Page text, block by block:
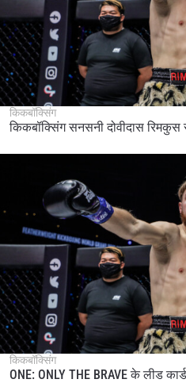
किकबॉक्सिंग
किकबॉक्सिंग सनसनी दोवीदास
किकबॉक्सिंग
ONE: ONLY THE BRAVE के लीड
these